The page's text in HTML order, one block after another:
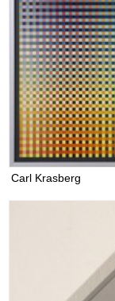
Carl Krasberg